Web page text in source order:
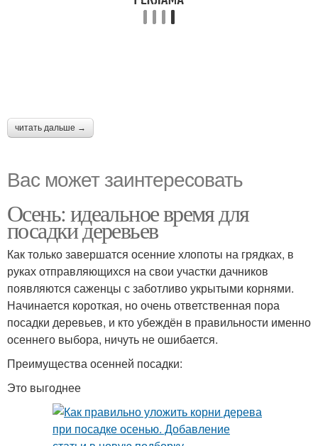
читать дальше →
Вас может заинтересовать
Осень: идеальное время для
посадки деревьев
Как только завершатся осенние хлопоты на грядках, в
руках отправляющихся на свои участки дачников
появляются саженцы с заботливо укрытыми корнями.
Начинается короткая, но очень ответственная пора
посадки деревьев, и кто убеждён в правильности именно
осеннего выбора, ничуть не ошибается.
Преимущества осенней посадки:
Это выгоднее